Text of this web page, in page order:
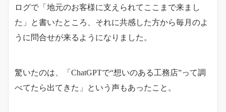
ログで「地元のお客様に支えられてここまで来まし
た」と書いたところ、それに共感した方から毎月のよ
うに問合せが来るようになりました。
驚いたのは、「ChatGPTで“想いのある工務店”って調
べてたら出てきた」という声もあったこと。